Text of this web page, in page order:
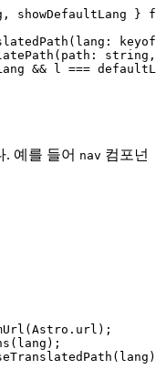
showDefaultLang }
( lang :
keyof
( path : string
&& l ===
. 예를 들어 nav 컴포넌
(Astro . url );
(lang);